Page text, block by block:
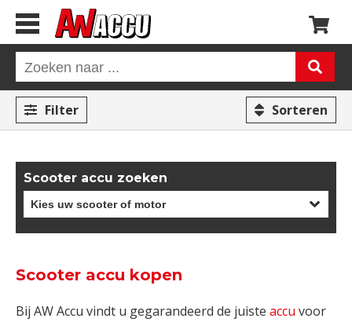
Filter Sorteren
Scooter accu zoeken
Scooter accu kopen
Bij AW Accu vindt u gegarandeerd de juiste accu voor